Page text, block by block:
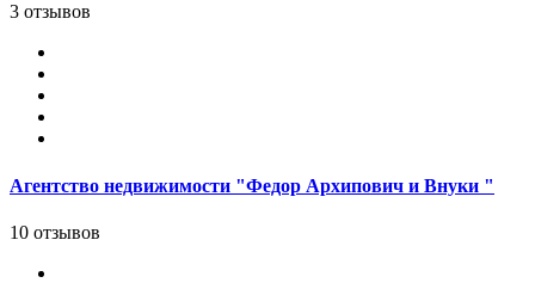
3 отзывов
Агентство недвижимости "Федор Архипович и Внуки "
10 отзывов